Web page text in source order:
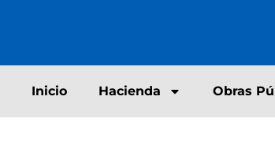
Inicio Hacienda Obras